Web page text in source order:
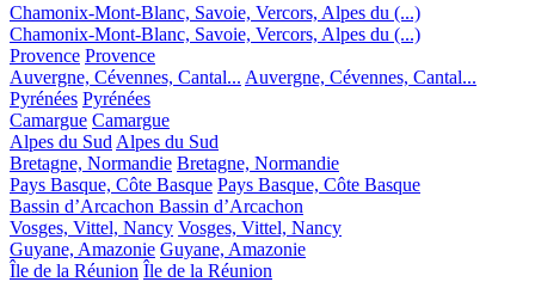
Chamonix-Mont-Blanc, Savoie, Vercors, Alpes du (...)
Chamonix-Mont-Blanc, Savoie, Vercors, Alpes du (...)
Provence Provence
Auvergne, Cévennes, Cantal... Auvergne, Cévennes, Cantal...
Pyrénées Pyrénées
Camargue Camargue
Alpes du Sud Alpes du Sud
Bretagne, Normandie Bretagne, Normandie
Pays Basque, Côte Basque Pays Basque, Côte Basque
Bassin d’Arcachon Bassin d’Arcachon
Vosges, Vittel, Nancy Vosges, Vittel, Nancy
Guyane, Amazonie Guyane, Amazonie
Île de la Réunion Île de la Réunion